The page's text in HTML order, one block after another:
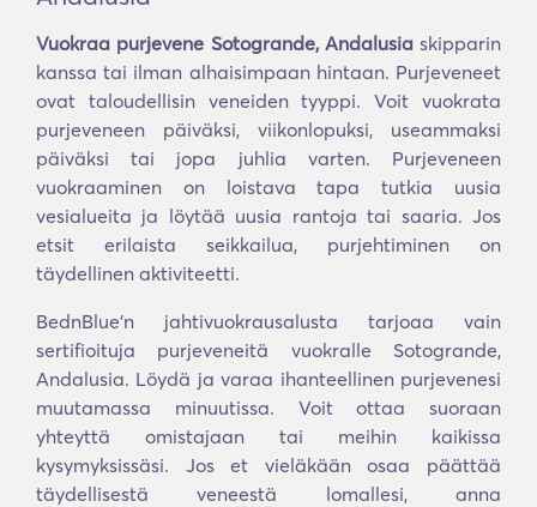
Vuokraa purjevene Sotogrande, Andalusiaskipparin
kanssa tai ilman alhaisimpaan hintaan. Purjeveneet
ovat taloudellisin veneiden tyyppi. Voit vuokrata
purjeveneen päiväksi, viikonlopuksi, useammaksi
päiväksi tai jopa juhlia varten. Purjeveneen
vuokraaminen on loistava tapa tutkia uusia
vesialueita ja löytää uusia rantoja tai saaria. Jos
etsit erilaista seikkailua, purjehtiminen on
täydellinen aktiviteetti.
BednBlue'n jahtivuokrausalusta tarjoaa vain
sertifioituja purjeveneitä vuokralle Sotogrande,
Andalusia. Löydä ja varaa ihanteellinen purjevenesi
muutamassa minuutissa. Voit ottaa suoraan
yhteyttä omistajaan tai meihin kaikissa
kysymyksissäsi. Jos et vieläkään osaa päättää
täydellisestä veneestä lomallesi, anna